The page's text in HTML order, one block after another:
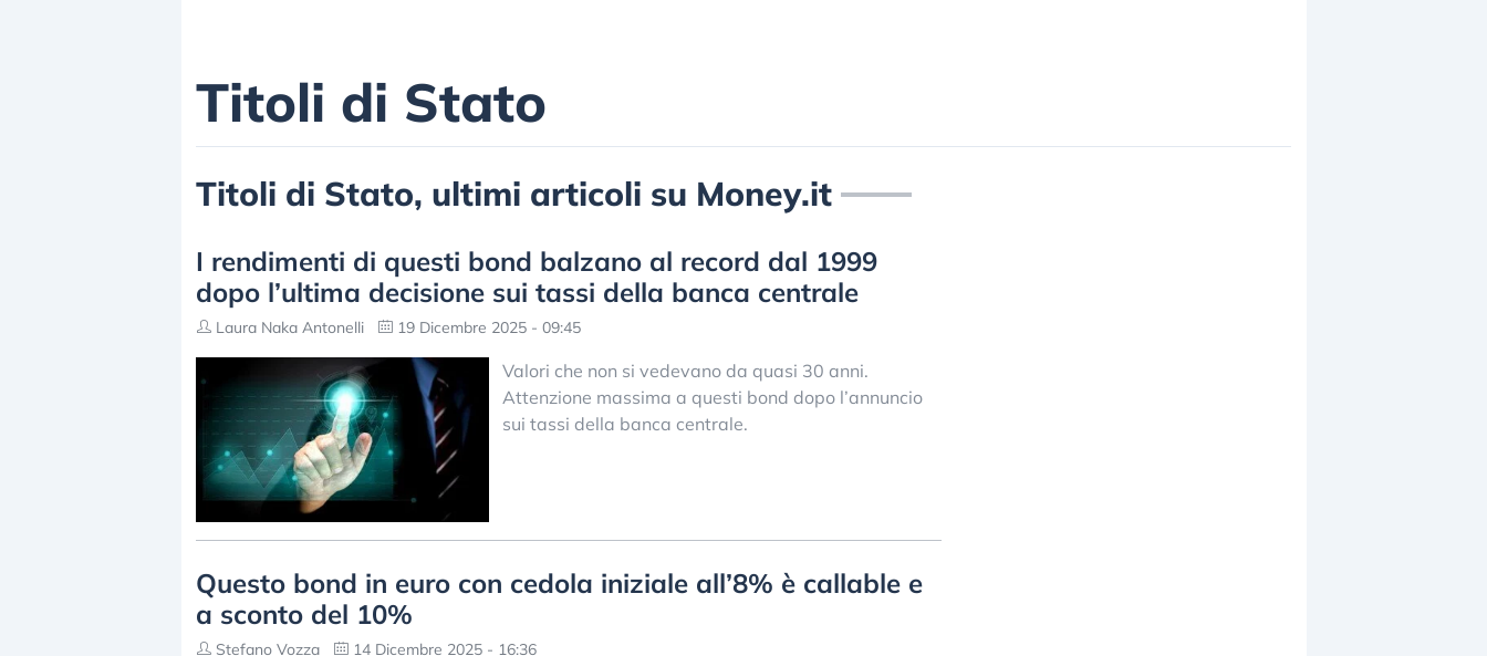
Titoli di Stato
Titoli di Stato, ultimi articoli su Money.it
I rendimenti di questi bond balzano al record dal 1999
dopo l’ultima decisione sui tassi della banca centrale
Laura Naka Antonelli 19 Dicembre 2025 - 09:45
Valori che non si vedevano da quasi 30 anni.
Attenzione massima a questi bond dopo l’annuncio
sui tassi della banca centrale.
Questo bond in euro con cedola iniziale all’8% è callable e
a sconto del 10%
Stefano Vozza 14 Dicembre 2025 - 16:36